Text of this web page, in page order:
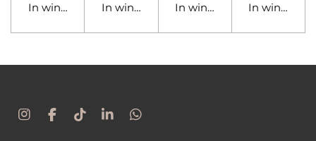
In winkelwagenIn winkelwagenIn winkelwagen
In
I
F
T
L
W